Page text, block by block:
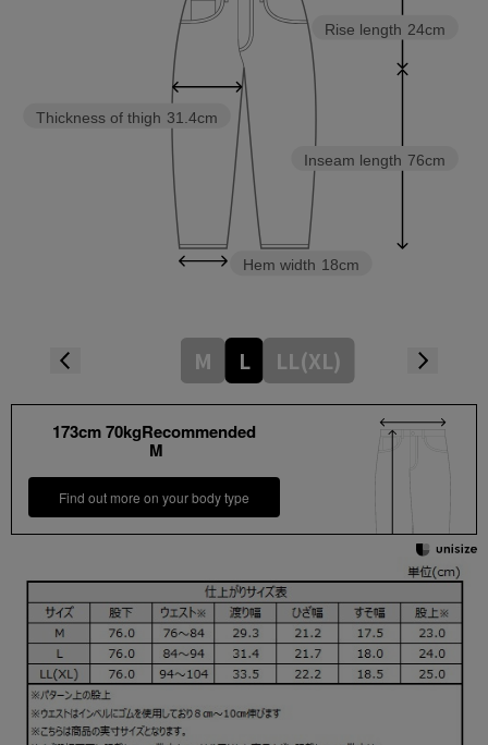
Inseam length 76cm
Rise length 24cm
Hem width 18cm
Thickness of thigh 31.4cm
M L LL(XL)
173cm 70kgRecommended
M
Find out more on your body type